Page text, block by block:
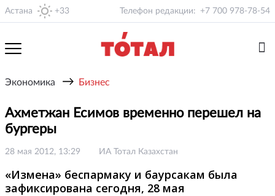
Астана +33 Телефон редакции: +7 700 978-78-54
Экономика → Бизнес
Ахметжан Есимов временно перешел на
бургеры
28 мая 2012, 13:29 ИА Тотал Казахстан
«Измена» беспармаку и баурсакам была
зафиксирована сегодня, 28 мая